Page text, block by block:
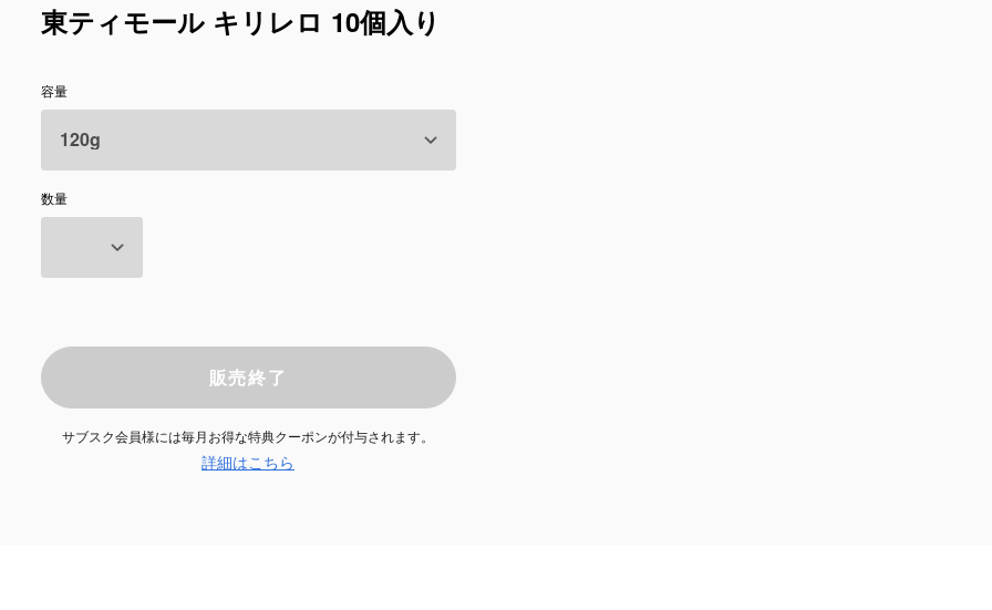
東ティモール キリレロ 10個入り
容量
数量
販売終了
サブスク会員様には毎月お得な特典クーポンが付与されます。
詳細はこちら